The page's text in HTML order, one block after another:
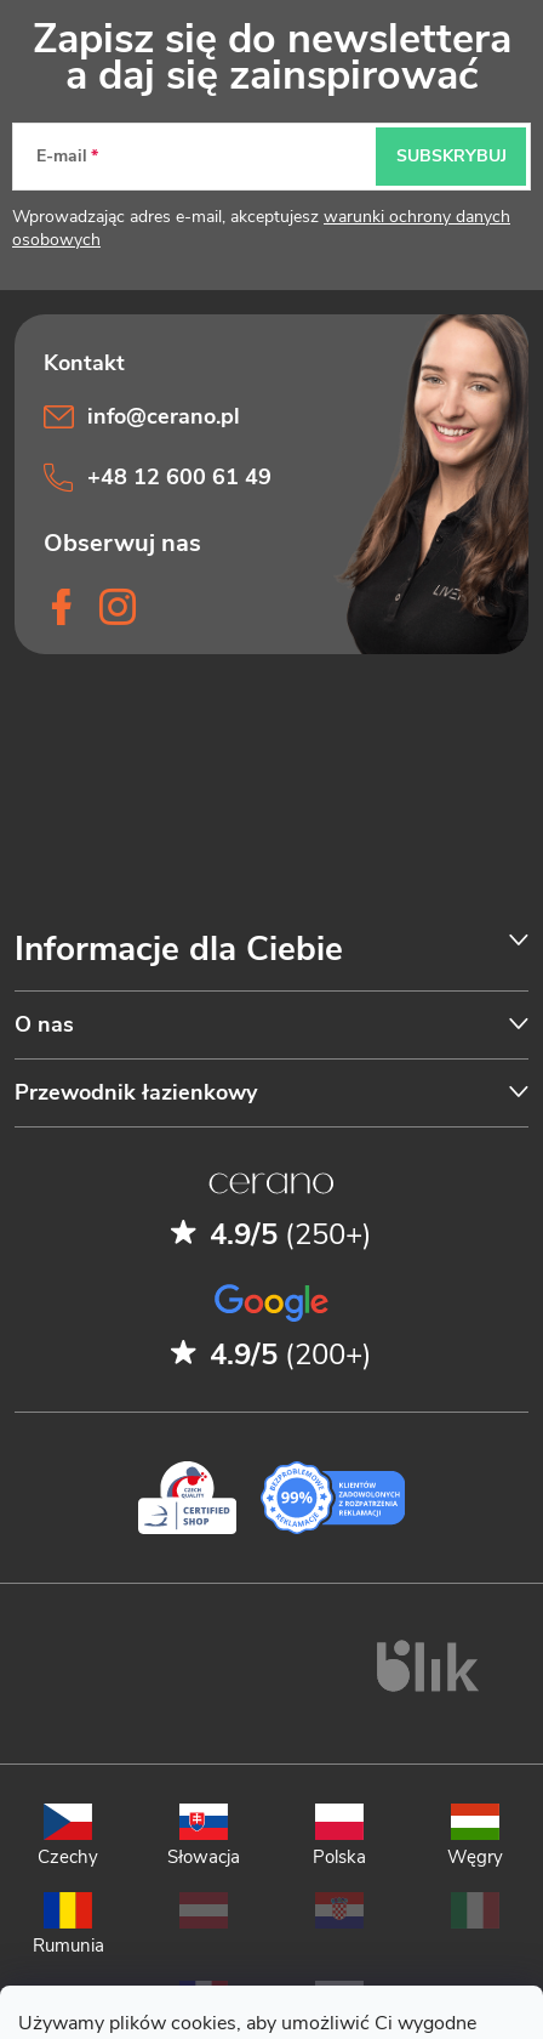
Używamy plików cookies, aby umożliwić Ci wygodne
k
a
Zapisz się do newslettera
a daj się zainspirować
E-mail
Wprowadzając adres e-mail, akceptujesz warunki ochrony danych
osobowych
SUBSKRYBUJ
Informacje dla Ciebie
O nas
Przewodnik łazienkowy
info@cerano.pl
+48 12 600 61 49
4.9/5 (250+)
4.9/5 (200+)
Czechy Słowacja Polska Węgry
Rumunia